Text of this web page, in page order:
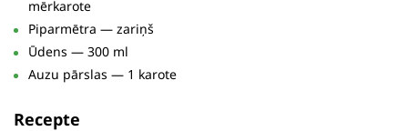
mērkarote
Piparmētra — zariņš
Ūdens — 300 ml
Auzu pārslas — 1 karote
Recepte